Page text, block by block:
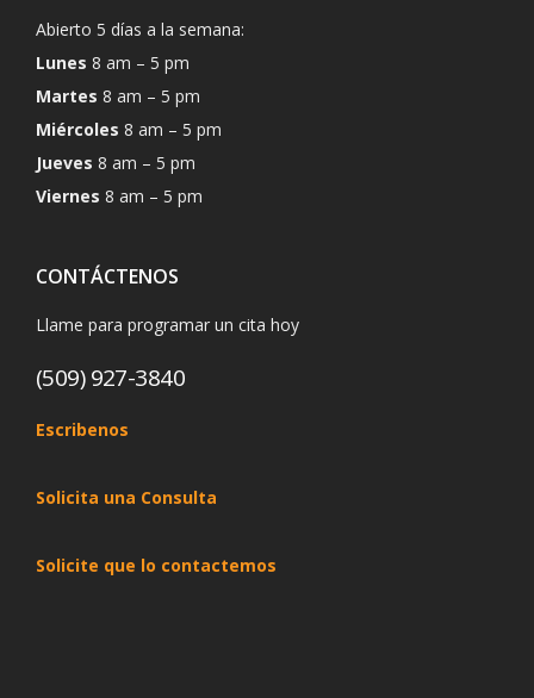
Abierto 5 días a la semana:
Lunes 8 am – 5 pm
Martes 8 am – 5 pm
Miércoles 8 am – 5 pm
Jueves 8 am – 5 pm
Viernes 8 am – 5 pm
CONTÁCTENOS
Llame para programar un cita hoy
(509) 927-3840
Escribenos
Solicita una Consulta
Solicite que lo contactemos